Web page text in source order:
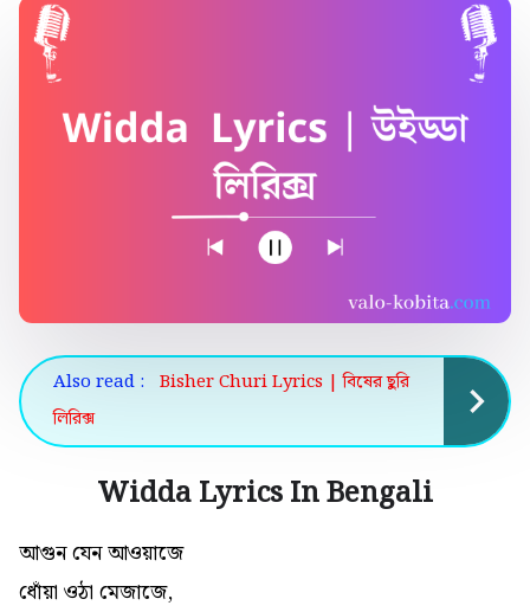
Also read : Bisher Churi Lyrics | বিষের ছুরি
লিরিক্স
Widda Lyrics In Bengali
আগুন যেন আওয়াজে
ধোঁয়া ওঠা মেজাজে,